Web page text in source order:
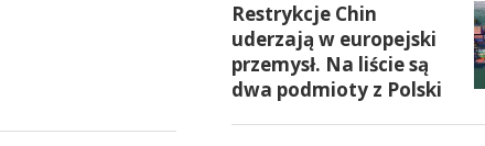
Restrykcje Chin
uderzają w europejski
przemysł. Na liście są
dwa podmioty z Polski